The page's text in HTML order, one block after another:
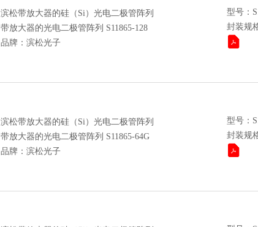
滨松带放大器的硅（Si）光电二极管阵列
带放大器的光电二极管阵列 S11865-128
品牌：滨松光子
型号：
封装规
滨松带放大器的硅（Si）光电二极管阵列
带放大器的光电二极管阵列 S11865-64G
品牌：滨松光子
型号：
封装规